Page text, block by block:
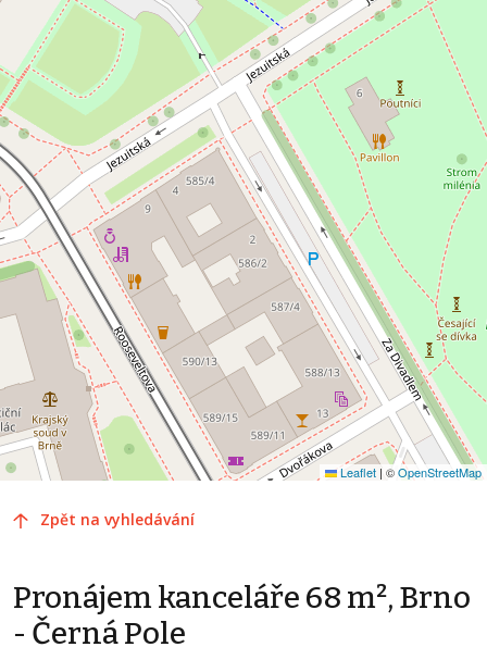
Leaflet | ©OpenStreetMap
Zpět na vyhledávání
Pronájem kanceláře 68 m², Brno
- Černá Pole